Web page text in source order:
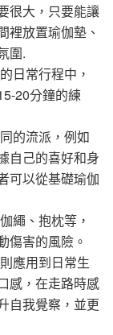
很大，只要能讓
裡放置瑜伽墊、
圍.
日常行程中，
20分鐘的練
的流派，例如
自己的喜好和身
可以從基礎瑜伽
繩、抱枕等，
傷害的風險。
應用到日常生
感，在走路時感
自我覺察，並更